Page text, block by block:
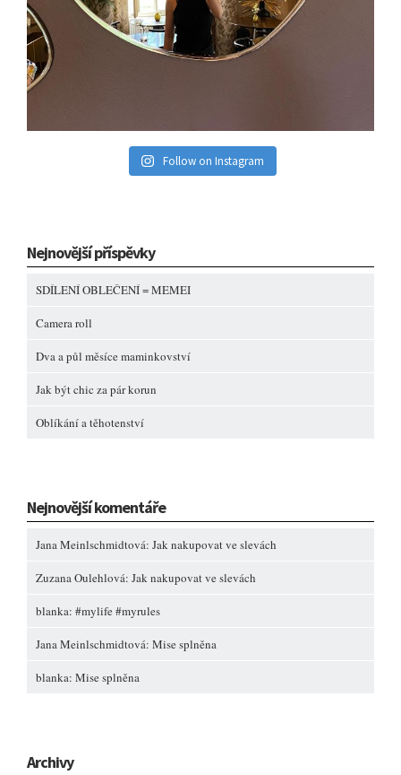
Follow on Instagram
Nejnovější příspěvky
SDÍLENÍ OBLEČENÍ = MEMEI
Camera roll
Dva a půl měsíce maminkovství
Jak být chic za pár korun
Oblíkání a těhotenství
Nejnovější komentáře
Jana Meinlschmidtová: Jak nakupovat ve slevách
Zuzana Oulehlová: Jak nakupovat ve slevách
blanka: #mylife #myrules
Jana Meinlschmidtová: Mise splněna
blanka: Mise splněna
Archivy